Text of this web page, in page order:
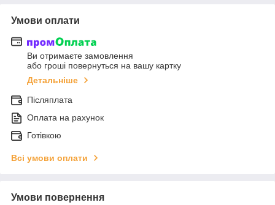
Умови оплати
Ви отримаєте замовлення
або гроші повернуться на вашу картку
Детальніше
Післяплата
Оплата на рахунок
Готівкою
Всі умови оплати
Умови повернення